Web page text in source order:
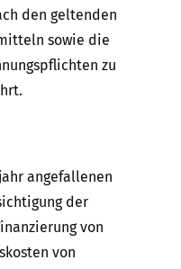
den geltenden
sowie die
zu
angefallenen
der
von
von